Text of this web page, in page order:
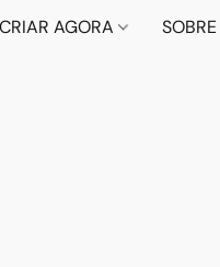
CRIAR AGORA